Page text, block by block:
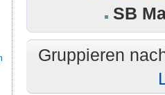
SB
Gruppieren